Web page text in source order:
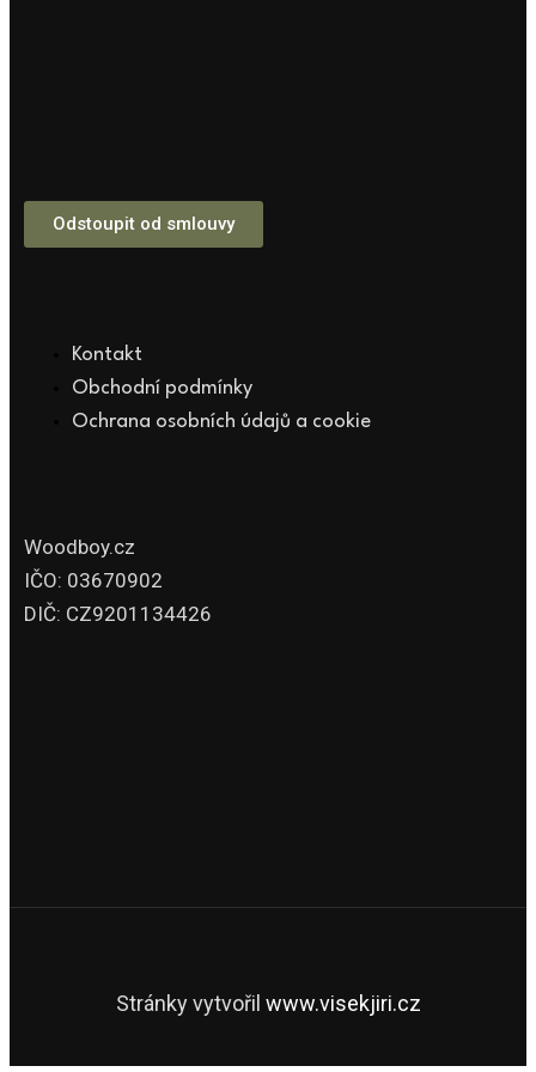
Odstoupit od smlouvy
Kontakt
Obchodní podmínky
Ochrana osobních údajů a cookie
Woodboy.cz
IČO: 03670902
DIČ: CZ9201134426
Stránky vytvořil www.visekjiri.cz